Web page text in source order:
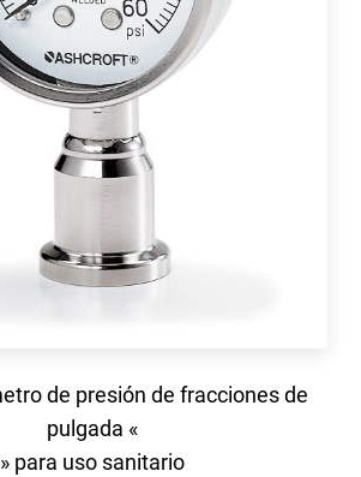
de presión de fracciones de
pulgada «
» para uso sanitario